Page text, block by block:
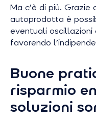
Ma c’è di più. Grazie
autoprodotta è
eventuali oscillazioni
favorendo
Buone
risparmio
soluzioni